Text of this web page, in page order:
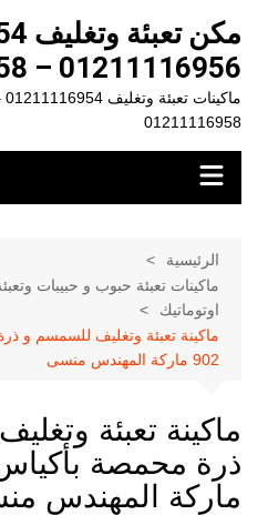
المحتوى01211116956 – 01211116958
01211116958
الرئيسية
ماكينات تعبئة حبوب و حبيبات
اوتوماتيك
ماكينة تعبئة وتغليف للسمسم و
902 ماركة المهندس منسى
ماكينة تعبئة
ماركة المهندس